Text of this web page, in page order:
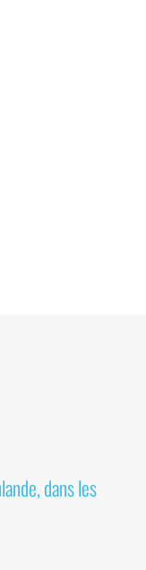
dans les